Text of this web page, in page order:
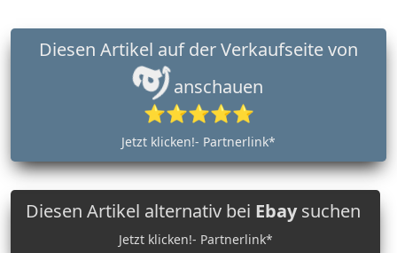
anschauen
⭐⭐⭐⭐⭐
Jetzt klicken!- Partnerlink*
Diesen Artikel alternativ bei Ebaysuchen
Jetzt klicken!- Partnerlink*